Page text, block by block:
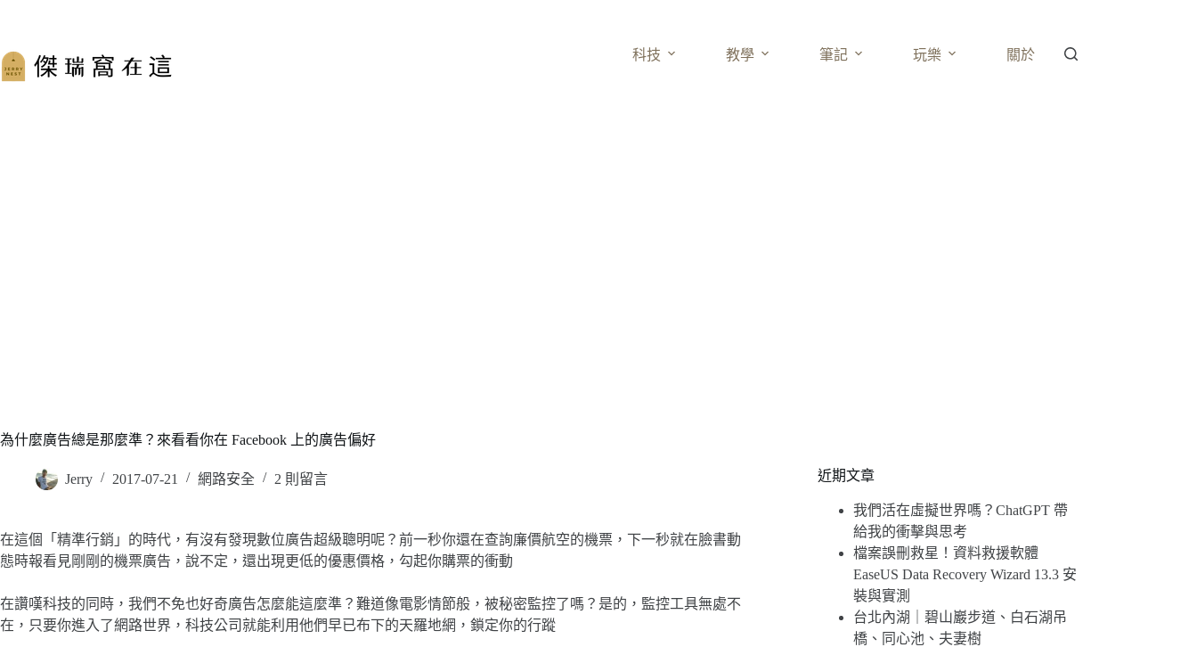
主
要
科技 教學 筆記 玩樂 關於
為什麼廣告總是那麼準？來看看你在 Facebook 上的廣告偏好
Jerry 2017-07-21 網路安全 2 則留言
在這個「精準行銷」的時代，有沒有發現數位廣告超級聰明呢？前一秒你還在查詢廉價航空的機票，下一秒就在臉書動
態時報看見剛剛的機票廣告，說不定，還出現更低的優惠價格，勾起你購票的衝動
在讚嘆科技的同時，我們不免也好奇廣告怎麼能這麼準？難道像電影情節般，被秘密監控了嗎？是的，監控工具無處不
在，只要你進入了網路世界，科技公司就能利用他們早已布下的天羅地網，鎖定你的行蹤
近期文章
我們活在虛擬世界嗎？ChatGPT 帶
給我的衝擊與思考
檔案誤刪救星！資料救援軟體
EaseUS Data Recovery Wizard 13.3 安
裝與實測
台北內湖｜碧山巖步道、白石湖吊
橋、同心池、夫妻樹